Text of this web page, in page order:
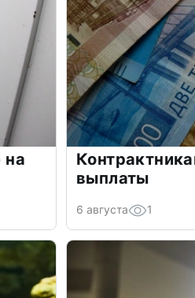
на
выплаты
6 августа 1